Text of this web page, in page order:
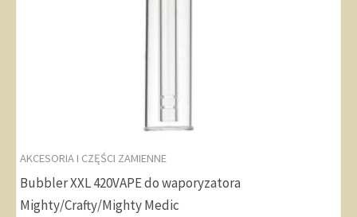
AKCESORIA I CZĘŚCI ZAMIENNE
Bubbler XXL 420VAPE do waporyzatora
Mighty/Crafty/Mighty Medic